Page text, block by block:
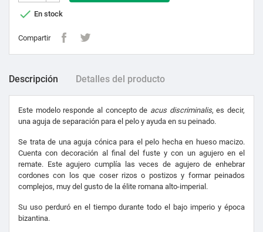
 En stock
Compartir
Descripción Detalles del producto
Este modelo responde al concepto de acus discriminalis, es decir,
una aguja de separación para el pelo y ayuda en su peinado.
Se trata de una aguja cónica para el pelo hecha en hueso macizo.
Cuenta con decoración al final del fuste y con un agujero en el
remate. Este agujero cumplía las veces de agujero de enhebrar
cordones con los que coser rizos o postizos y formar peinados
complejos, muy del gusto de la élite romana alto-imperial.
Su uso perduró en el tiempo durante todo el bajo imperio y época
bizantina.